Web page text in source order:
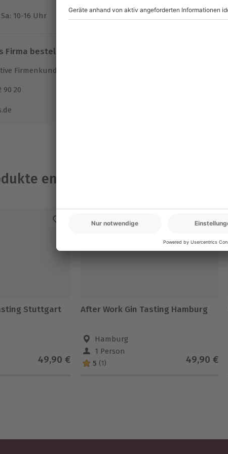
Freund des guten Geschmacks: Dieses Erlebnis ist ein wahrer
auf keinen Fall verpassen sollte.
10-16 Uhr
Firma bestellen?
Firmenkunden Vorteile.
90 20
entdecken
Stuttgart
49,90 €
-15% CLUB DEAL
After Work Gin Tasting Hamburg
Hamburg
1 Person
5 (1) 49,90 €